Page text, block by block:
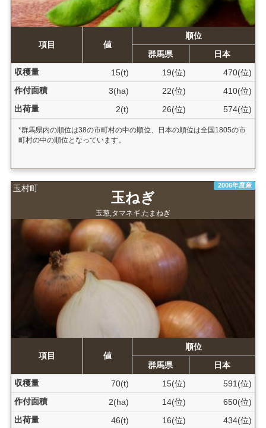
項目 値
順位
群馬県
日本
収穫量
15(t) 19(位)
470(位)
作付面積
3(ha) 22(位)
410(位)
出荷量
2(t) 26(位) 574(位)
*群馬県内の順位は38の市町村の中の順位、日本の順位は全国1805の市
町村の中の順位となっています。
玉村町 2006年度産
玉ねぎ
玉葱,タマネギ,たまねぎ
項目 値
順位
群馬県
日本
収穫量
70(t) 15(位)
591(位)
作付面積
2(ha) 14(位)
650(位)
出荷量
46(t) 16(位) 434(位)